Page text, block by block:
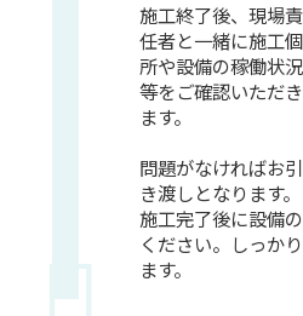
施工終了後、現場責
任者と一緒に施工個
所や設備の稼働状況
等をご確認いただき
ます。
問題がなければお引
き渡しとなります。
施工完了後に設備
ください。しっか
ます。